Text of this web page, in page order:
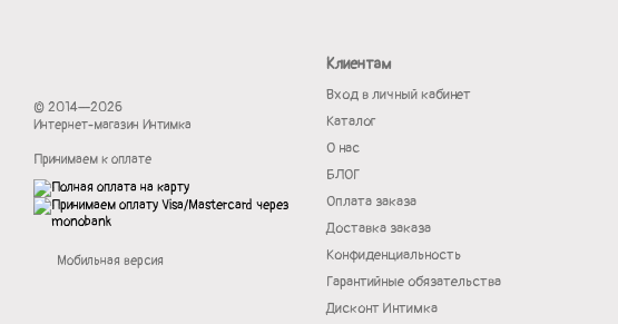
© 2014—2026
Интернет-магазин Интимка
Принимаем к оплате
Мобильная версия
Клиентам
Вход в личный кабинет
Каталог
О нас
БЛОГ
Оплата заказа
Доставка заказа
Конфиденциальность
Гарантийные обязательства
Дисконт Интимка